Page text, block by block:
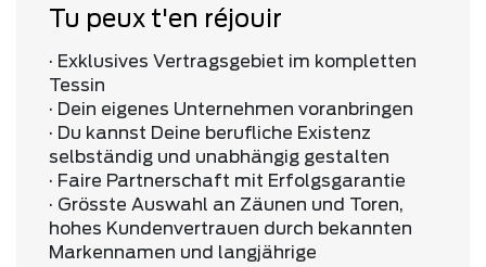
Tu peux t'en réjouir
· Exklusives Vertragsgebiet im kompletten
Tessin
· Dein eigenes Unternehmen voranbringen
· Du kannst Deine berufliche Existenz
selbständig und unabhängig gestalten
· Faire Partnerschaft mit Erfolgsgarantie
· Grösste Auswahl an Zäunen und Toren,
hohes Kundenvertrauen durch bekannten
Markennamen und langjährige